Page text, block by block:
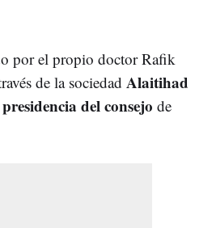
por el propio doctor Rafik
de la sociedad Alaitihad
del consejo de